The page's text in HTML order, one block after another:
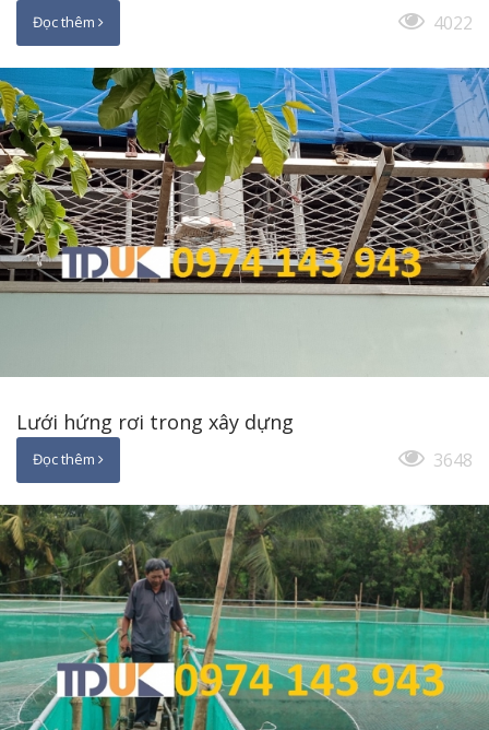
Đọc thêm 4022
Lưới hứng rơi trong xây dựng
Đọc thêm 3648